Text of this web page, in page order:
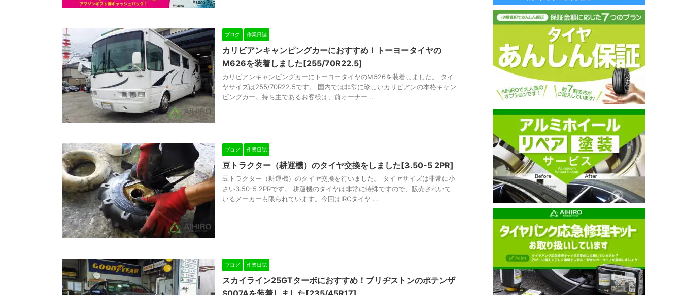
ブログ 作業日誌
カリビアンキャンピングカーにおすすめ！トーヨータイヤの
M626を装着しました[255/70R22.5]
カリビアンキャンピングカーにトーヨータイヤのM626を装着しました。 タイ
ヤサイズは255/70R22.5です。 国内では非常に珍しいカリビアンの本格キャン
ピングカー。持ち主であるお客様は、前オーナー ...
ブログ 作業日誌
豆トラクター（耕運機）のタイヤ交換をしました[3.50-5 2PR]
豆トラクター（耕運機）のタイヤ交換を行いました。 タイヤサイズは非常に小
さい3.50-5 2PRです。 耕運機のタイヤは非常に特殊ですので、販売されいて
いるメーカーも限られています。今回はIRCタイヤ ...
ブログ 作業日誌
スカイライン25GTターボにおすすめ！ブリヂストンのポテンザ